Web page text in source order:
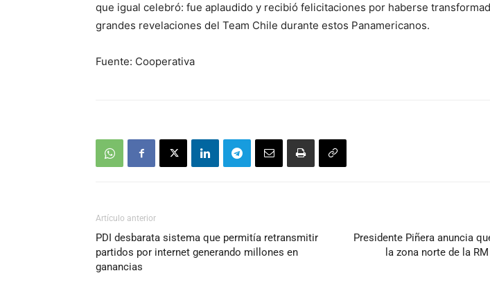
que igual celebró: fue aplaudido y recibió felicitaciones por haberse
grandes revelaciones del Team Chile durante estos Panamericanos.
Fuente: Cooperativa
Artículo anterior
PDI desbarata sistema que permitía retransmitir
partidos por internet generando millones en
ganancias
Presidente Piñera anuncia
la zona norte de la